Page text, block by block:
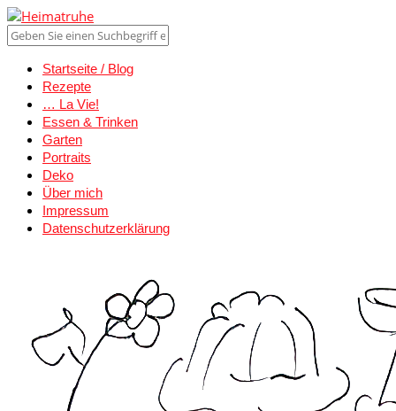
Startseite / Blog
Rezepte
… La Vie!
Essen & Trinken
Garten
Portraits
Deko
Über mich
Impressum
Datenschutzerklärung